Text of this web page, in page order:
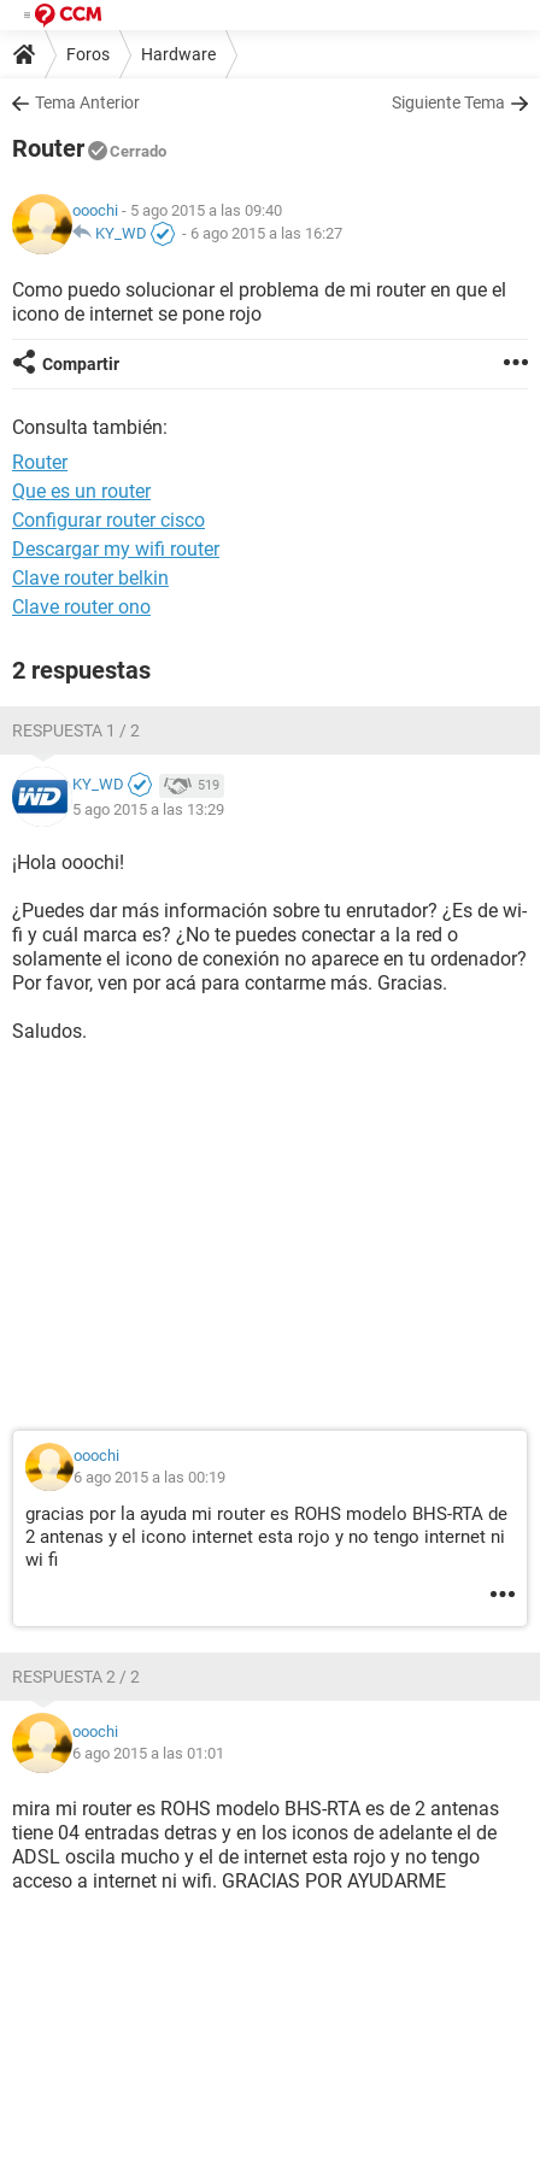
Foros Hardware
Tema Anterior Siguiente Tema
Router Cerrado
ooochi - 5 ago 2015 a las 09:40
KY_WD
- 6 ago 2015 a las 16:27
Como puedo solucionar el problema de mi router en que el
icono de internet se pone rojo
Compartir
Consulta también:
Router
Que es un router
Configurar router cisco
Descargar my wifi router
Clave router belkin
Clave router ono
2 respuestas
RESPUESTA 1 / 2
KY_WD 519
5 ago 2015 a las 13:29
¡Hola ooochi!
¿Puedes dar más información sobre tu enrutador? ¿Es de wi-
fi y cuál marca es? ¿No te puedes conectar a la red o
solamente el icono de conexión no aparece en tu ordenador?
Por favor, ven por acá para contarme más. Gracias.
Saludos.
ooochi
6 ago 2015 a las 00:19
gracias por la ayuda mi router es ROHS modelo BHS-RTA de
2 antenas y el icono internet esta rojo y no tengo internet ni
wi fi
RESPUESTA 2 / 2
ooochi
6 ago 2015 a las 01:01
mira mi router es ROHS modelo BHS-RTA es de 2 antenas
tiene 04 entradas detras y en los iconos de adelante el de
ADSL oscila mucho y el de internet esta rojo y no tengo
acceso a internet ni wifi. GRACIAS POR AYUDARME